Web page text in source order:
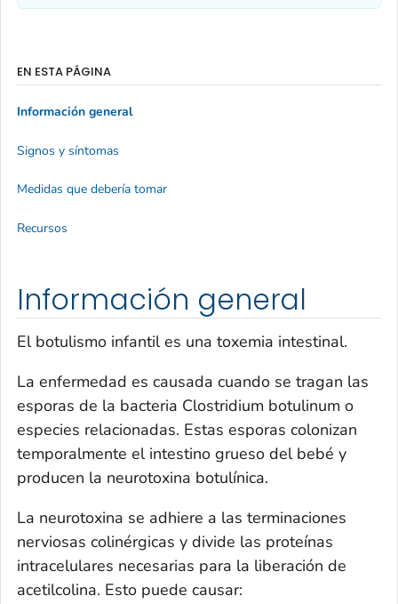
Información general
El botulismo infantil es una toxemia intestinal.
La enfermedad es causada cuando se tragan las
esporas de la bacteria Clostridium botulinum o
especies relacionadas. Estas esporas colonizan
temporalmente el intestino grueso del bebé y
producen la neurotoxina botulínica.
La neurotoxina se adhiere a las terminaciones
nerviosas colinérgicas y divide las proteínas
intracelulares necesarias para la liberación de
acetilcolina. Esto puede causar:
EN ESTA PÁGINA
Información general
Signos y síntomas
Medidas que debería tomar
Recursos